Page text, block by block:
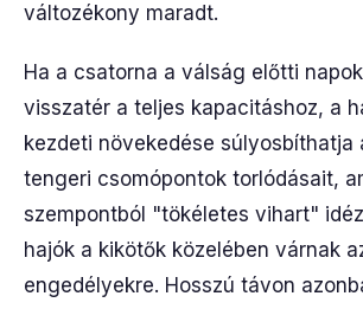
változékony maradt.
Ha a csatorna a válság előtti
visszatér a teljes kapacitáshoz, a
kezdeti növekedése súlyosbíthatja
tengeri csomópontok torlódásait,
szempontból "tökéletes vihart"
hajók a kikötők közelében várnak
engedélyekre. Hosszú távon